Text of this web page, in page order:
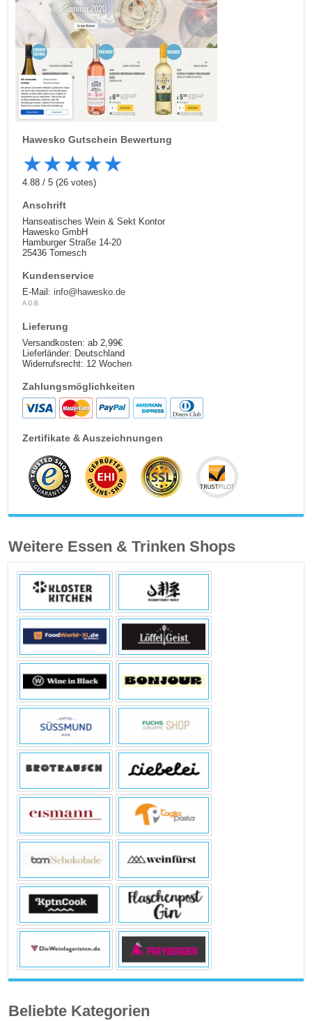
Hawesko Gutschein Bewertung
★★★★★
4.88/5 (26 votes)
Anschrift
Hanseatisches Wein & Sekt Kontor
Hawesko GmbH
Hamburger Straße 14-20
25436 Tornesch
Kundenservice
E-Mail:info@hawesko.de
AGB
Lieferung
Versandkosten: ab 2,99€
Lieferländer: Deutschland
Widerrufsrecht: 12 Wochen
Zahlungsmöglichkeiten
Zertifikate & Auszeichnungen
Weitere Essen & Trinken Shops
Beliebte Kategorien